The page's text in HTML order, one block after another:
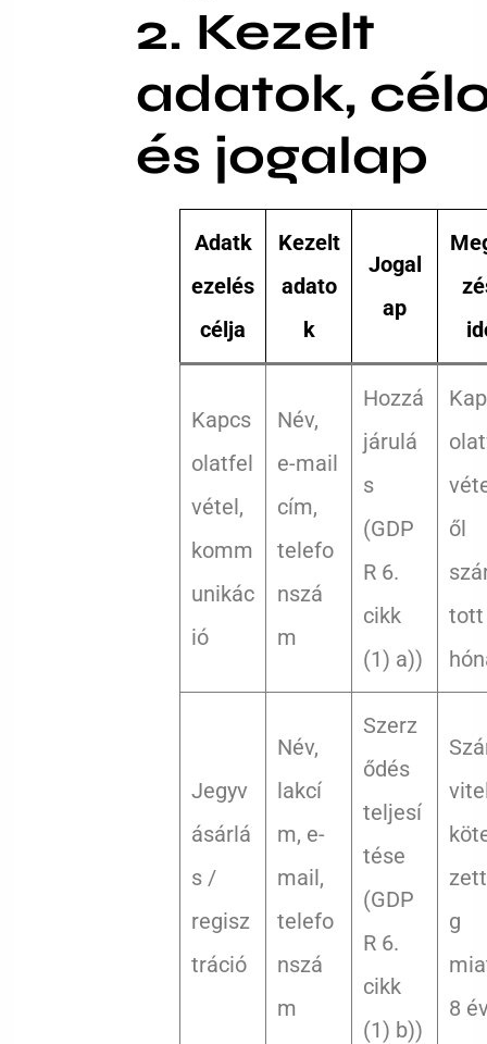
2. Kezelt
adatok,
és jogalap
Adatk
ezelés
célja
Kezelt
adato
k
Jogal
ap
Kapcs
olatfel
vétel,
komm
unikác
ió
Név,
e-mail
cím,
telefo
nszá
m
Hozzá
járulá
s
(GDP
R 6.
cikk
(1) a))
ől
tott
Jegyv
ásárlá
s /
regisz
tráció
Név,
lakcí
m, e-
mail,
telefo
nszá
m
Szerz
ődés
teljesí
tése
(GDP
R 6.
cikk
(1) b))
g
8